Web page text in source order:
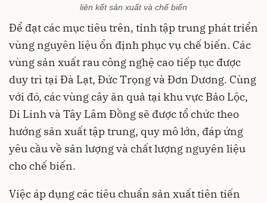
liên kết sản xuất và chế biến
Để đạt các mục tiêu trên, tỉnh tập trung phát triển
vùng nguyên liệu ổn định phục vụ chế biến. Các
vùng sản xuất rau công nghệ cao tiếp tục được
duy trì tại Đà Lạt, Đức Trọng và Đơn Dương. Cùng
với đó, các vùng cây ăn quả tại khu vực Bảo Lộc,
Di Linh và Tây Lâm Đồng sẽ được tổ chức theo
hướng sản xuất tập trung, quy mô lớn, đáp ứng
yêu cầu về sản lượng và chất lượng nguyên liệu
cho chế biến.
Việc áp dụng các tiêu chuẩn sản xuất tiên tiến